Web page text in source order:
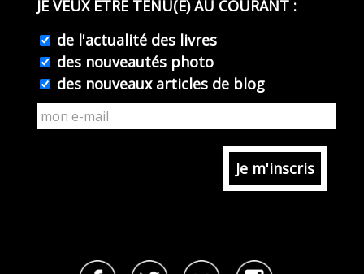
JE VEUX ÊTRE TENU(E) AU COURANT :
de l'actualité des livres
des nouveautés photo
des nouveaux articles de blog